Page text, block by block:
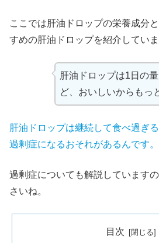
ここでは肝油ドロップの栄養成分
すめの肝油ドロップを紹介していま
肝油ドロップは1日の
ど、おいしいからもっ
肝油ドロップは継続して食べ過ぎ
過剰症になるおそれがあるんです。
過剰症についても解説しています
さいね。
目次